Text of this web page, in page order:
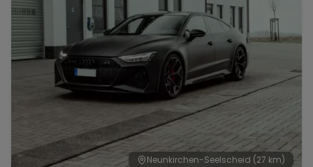
Neunkirchen-Seelscheid (27 km)